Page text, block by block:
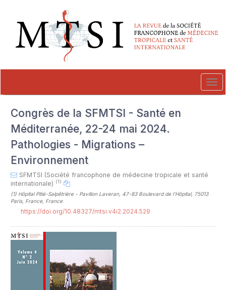
##plugins.themes.novelty.accessible_menu.main_navigation##
##plugins.themes.novelty.accessible_menu.main_content##
##plugins.themes.novelty.accessible_menu.sidebar##
Congrès de la SFMTSI - Santé en
Méditerranée, 22-24 mai 2024.
Pathologies - Migrations –
Environnement
SFMTSI (Société francophone de médecine tropicale et santé
internationale) (1)
(1) Hôpital Pitié-Salpêtrière - Pavillon Laveran, 47-83 Boulevard de l’Hôpital, 75013
Paris, France, France
https://doi.org/10.48327/mtsi.v4i2.2024.529